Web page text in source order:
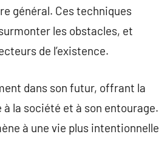
général. Ces techniques
les obstacles, et
de l’existence.
dans son futur, offrant la
la société et à son entourage.
à une vie plus intentionnelle